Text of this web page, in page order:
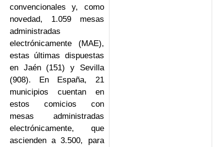
convencionales y, como
novedad, 1.059 mesas
administradas
electrónicamente (MAE),
estas últimas dispuestas
en Jaén (151) y Sevilla
(908). En España, 21
municipios cuentan en
estos comicios con
mesas administradas
electrónicamente, que
ascienden a 3.500, para